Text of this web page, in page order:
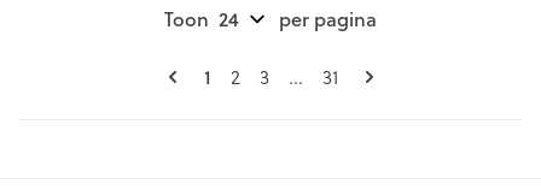
Pagina's
U lees momenteel pagina
1 Pagina
2 Pagina
3 ... Pagina
31
Toon per pagina